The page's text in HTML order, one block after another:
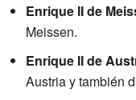
Enrique II de
Meissen.
Enrique II de
Austria y también